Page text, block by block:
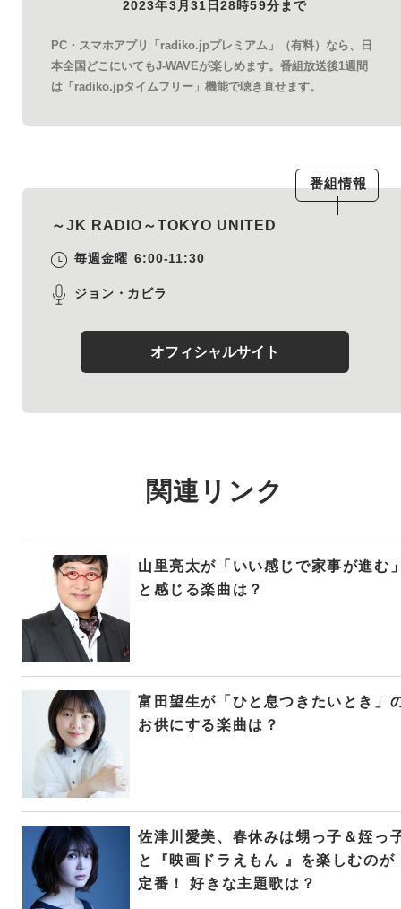
2023年3月31日28時59分まで
PC・スマホアプリ「radiko.jpプレミアム」（有料）なら、日
本全国どこにいてもJ-WAVEが楽しめます。番組放送後1週間
は「radiko.jpタイムフリー」機能で聴き直せます。
番組情報
～JK RADIO～TOKYO UNITED
毎週金曜 6:00-11:30
ジョン・カビラ
オフィシャルサイト
関連リンク
山里亮太が「いい感じで家事が進む
と感じる楽曲は？
富田望生が「ひと息つきたいとき」
お供にする楽曲は？
佐津川愛美、春休みは甥っ子＆姪っ
と『映画ドラえもん 』を楽しむのが
定番！ 好きな主題歌は？